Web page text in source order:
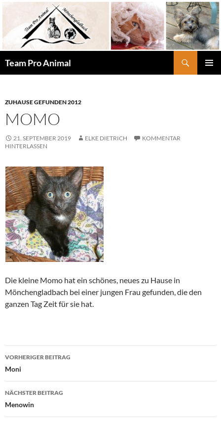
springen
Team Pro Animal
ZUHAUSE GEFUNDEN 2012
MOMO
21. SEPTEMBER 2019 ELKE DIETRICH
KOMMENTAR
HINTERLASSEN
Die kleine Momo hat ein schönes, neues zu Hause in
Mönchengladbach bei einer jungen Frau gefunden, die den
ganzen Tag Zeit für sie hat.
Beitragsnavigation
VORHERIGER BEITRAG
Moni
NÄCHSTER BEITRAG
Menowin